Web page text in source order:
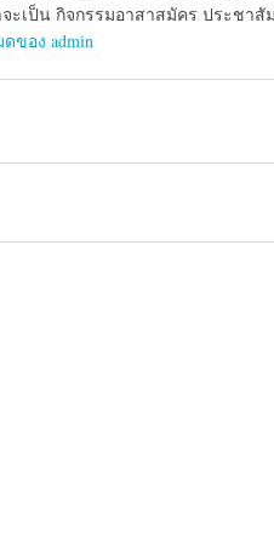
ะเป็น กิจกรรมอาสาสมัคร ประชา
ของ admin